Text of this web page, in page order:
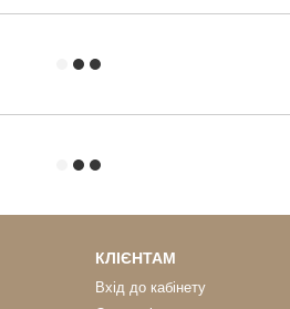
КЛІЄНТАМ
Вхід до кабінету